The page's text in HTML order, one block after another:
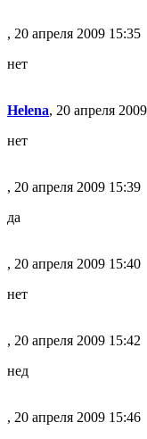
, 20 апреля 2009 15:35
нет
Helena, 20 апреля
нет
, 20 апреля 2009 15:39
да
, 20 апреля 2009 15:40
нет
, 20 апреля 2009 15:42
нед
, 20 апреля 2009 15:46